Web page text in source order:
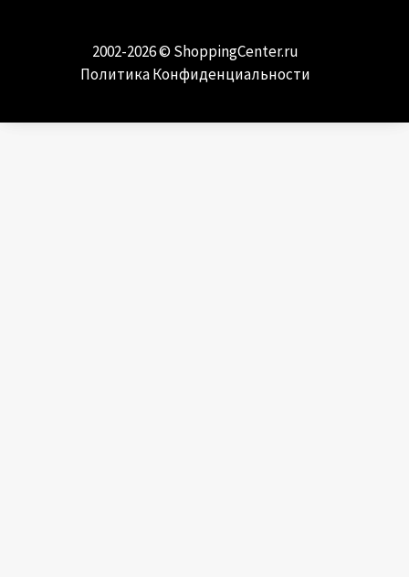
2002-2026 © ShoppingCenter.ru
Политика Конфиденциальности